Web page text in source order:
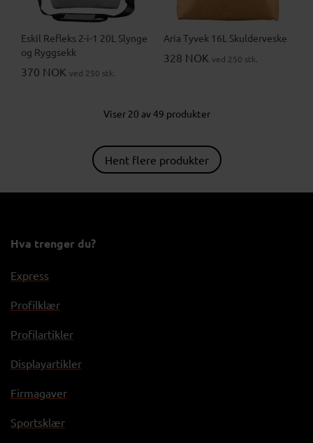
Eskil Refleks 2-i-1 20L Slynge
og Ryggsekk
370 NOK ved 250 stk.
Aria Tyvek 16L Skulderveske
328 NOK ved 250 stk.
Viser 20 av 49 produkter
Hent flere produkter
Hva trenger du?
Express
Profilklær
Profilartikler
Displayartikler
Firmagaver
Sportsklær